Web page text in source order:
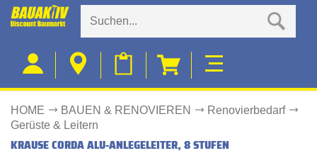
HOME BAUEN & RENOVIEREN
Renovierbedarf
Gerüste & Leitern
KRAUSE CORDA ALU-ANLEGELEITER, 8 STUFEN